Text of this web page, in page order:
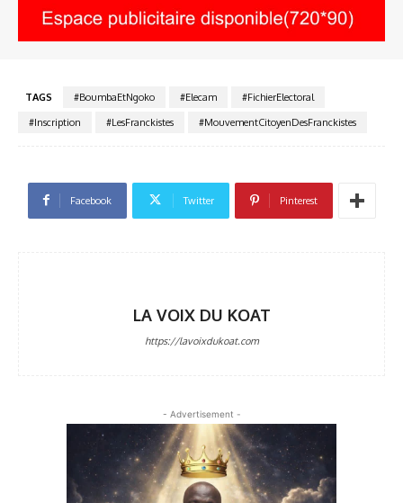
TAGS #BoumbaEtNgoko #Elecam
#FichierElectoral
#Inscription
#LesFranckistes #MouvementCitoyenDesFranckistes
Facebook Twitter Pinterest
LA VOIX DU KOAT
https://lavoixdukoat.com
- Advertisement -